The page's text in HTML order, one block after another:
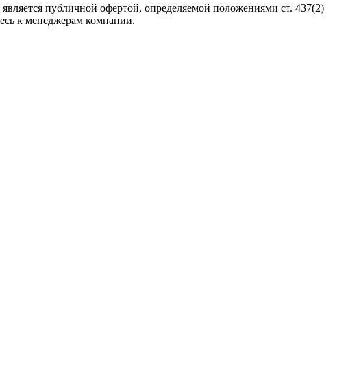
публичной офертой, определяемой положениями ст. 437(2)
к менеджерам компании.